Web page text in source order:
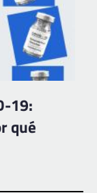
19:
qué